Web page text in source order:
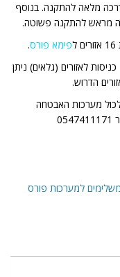
מלאה להתקנה. בנוסף
מראש להתקנה פשוטה.
פימא פורס.
מערכת אזעקה פימא פורס 144 מגיעה עם 8 כניסות לאזורים (גלאים) ניתן
הדרוש.
לכול מערכות האבטחה
משלימים למערכות פורס